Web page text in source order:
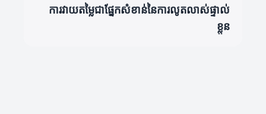
ការវាយតម្លៃជាផ្នែកសំខាន់នៃការលូតលាស់ផ្ទាល់
ខ្លួន